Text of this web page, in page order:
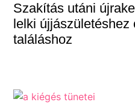
Szakítás utáni
lelki újjászületéshez
találáshoz